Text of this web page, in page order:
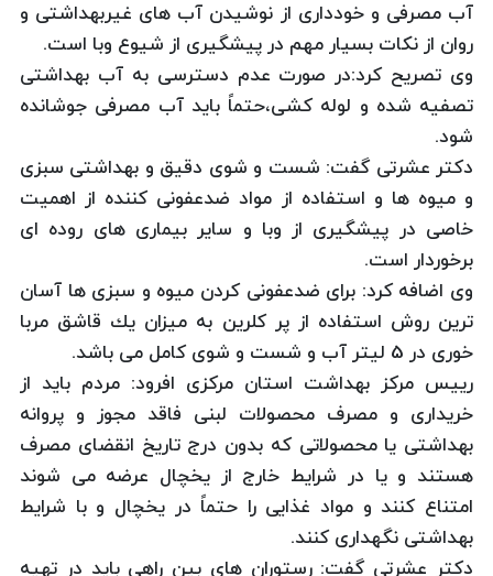
آب مصرفی و خودداری از نوشیدن آب های غیربهداشتی و
روان از نكات بسیار مهم در پیشگیری از شیوع وبا است.
وی تصریح كرد:در صورت عدم دسترسی به آب بهداشتی
تصفیه شده و لوله كشی،حتماً باید آب مصرفی جوشانده
شود.
دكتر عشرتی گفت: شست و شوی دقیق و بهداشتی سبزی
و میوه ها و استفاده از مواد ضدعفونی كننده از اهمیت
خاصی در پیشگیری از وبا و سایر بیماری های روده ای
برخوردار است.
وی اضافه كرد: برای ضدعفونی كردن میوه و سبزی ها آسان
ترین روش استفاده از پر كلرین به میزان یك قاشق مربا
خوری در 5 لیتر آب و شست و شوی كامل می باشد.
رییس مركز بهداشت استان مركزی افرود: مردم باید از
خریداری و مصرف محصولات لبنی فاقد مجوز و پروانه
بهداشتی یا محصولاتی كه بدون درج تاریخ انقضای مصرف
هستند و یا در شرایط خارج از یخچال عرضه می شوند
امتناع كنند و مواد غذایی را حتماً در یخچال و با شرایط
بهداشتی نگهداری كنند.
دكتر عشرتی گفت: رستوران های بین راهی باید در تهیه